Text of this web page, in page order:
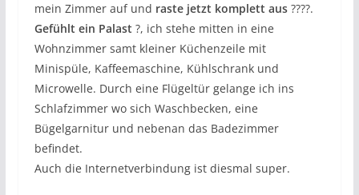
mein Zimmer auf und raste jetzt komplett aus????.
Gefühlt ein Palast ?, ich stehe mitten in eine
Wohnzimmer samt kleiner Küchenzeile mit
Minispüle, Kaffeemaschine, Kühlschrank und
Microwelle. Durch eine Flügeltür gelange ich ins
Schlafzimmer wo sich Waschbecken, eine
Bügelgarnitur und nebenan das Badezimmer
befindet.
Auch die Internetverbindung ist diesmal super.